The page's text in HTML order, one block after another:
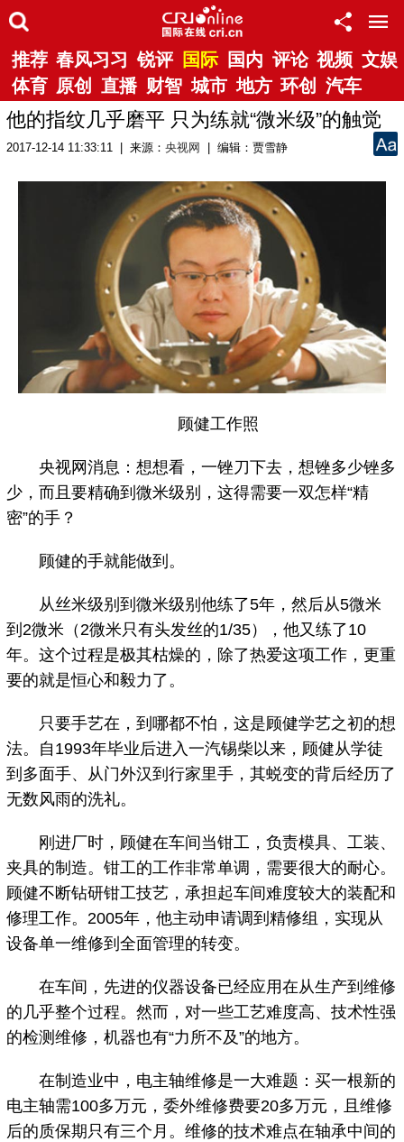
推荐 春风习习 锐评 国际 国内 评论 视频 文娱
体育 原创 直播 财智 城市 地方 环创 汽车
他的指纹几乎磨平 只为练就“微米级”的触觉
2017-12-14 11:33:11 | 来源：央视网 | 编辑：贾雪静
顾健工作照
央视网消息：想想看，一锉刀下去，想锉多少锉多
少，而且要精确到微米级别，这得需要一双怎样“精
密”的手？
顾健的手就能做到。
从丝米级别到微米级别他练了5年，然后从5微米
到2微米（2微米只有头发丝的1/35），他又练了10
年。这个过程是极其枯燥的，除了热爱这项工作，更重
要的就是恒心和毅力了。
只要手艺在，到哪都不怕，这是顾健学艺之初的想
法。自1993年毕业后进入一汽锡柴以来，顾健从学徒
到多面手、从门外汉到行家里手，其蜕变的背后经历了
无数风雨的洗礼。
刚进厂时，顾健在车间当钳工，负责模具、工装、
夹具的制造。钳工的工作非常单调，需要很大的耐心。
顾健不断钻研钳工技艺，承担起车间难度较大的装配和
修理工作。2005年，他主动申请调到精修组，实现从
设备单一维修到全面管理的转变。
在车间，先进的仪器设备已经应用在从生产到维修
的几乎整个过程。然而，对一些工艺难度高、技术性强
的检测维修，机器也有“力所不及”的地方。
在制造业中，电主轴维修是一大难题：买一根新的
电主轴需100多万元，委外维修费要20多万元，且维修
后的质保期只有三个月。维修的技术难点在轴承中间的